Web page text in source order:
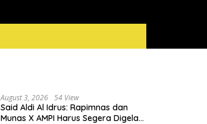
August 3, 2026 54 View
Said Aldi Al Idrus: Rapimnas dan
Munas X AMPI Harus Segera Digelar